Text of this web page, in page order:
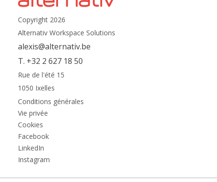
Copyright 2026
Alternativ Workspace Solutions
alexis@alternativ.be
T. +32 2 627 18 50
Rue de l'été 15
1050 Ixelles
Conditions générales
Vie privée
Cookies
Facebook
LinkedIn
Instagram